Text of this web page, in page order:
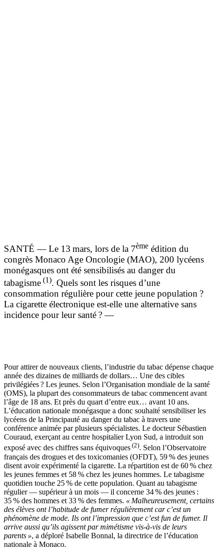
SANTÉ — Le 13 mars, lors de la 7ème édition du
congrès Monaco Age Oncologie (MAO), 200 lycéens
monégasques ont été sensibilisés au danger du
tabagisme (1). Quels sont les risques d’une
consommation régulière pour cette jeune population ?
La cigarette électronique est-elle une alternative sans
incidence pour leur santé ? —
Pour attirer de nouveaux clients, l’industrie du tabac dépense chaque
année des dizaines de milliards de dollars… Une des cibles
privilégiées ? Les jeunes. Selon l’Organisation mondiale de la santé
(OMS), la plupart des consommateurs de tabac commencent avant
l’âge de 18 ans. Et près du quart d’entre eux… avant 10 ans.
L’éducation nationale monégasque a donc souhaité sensibiliser les
lycéens de la Principauté au danger du tabac à travers une
conférence animée par plusieurs spécialistes. Le docteur Sébastien
Couraud, exerçant au centre hospitalier Lyon Sud, a introduit son
exposé avec des chiffres sans équivoques (2). Selon l’Observatoire
français des drogues et des toxicomanies (OFDT), 59 % des jeunes
disent avoir expérimenté la cigarette. La répartition est de 60 % chez
les jeunes femmes et 58 % chez les jeunes hommes. Le tabagisme
quotidien touche 25 % de cette population. Quant au tabagisme
régulier — supérieur à un mois — il concerne 34 % des jeunes :
35 % des hommes et 33 % des femmes. « Malheureusement, certains
des élèves ont l’habitude de fumer régulièrement car c’est un
phénomène de mode. Ils ont l’impression que c’est fun de fumer. Il
arrive aussi qu’ils agissent par mimétisme vis-à-vis de leurs
parents », a déploré Isabelle Bonnal, la directrice de l’éducation
nationale à Monaco.